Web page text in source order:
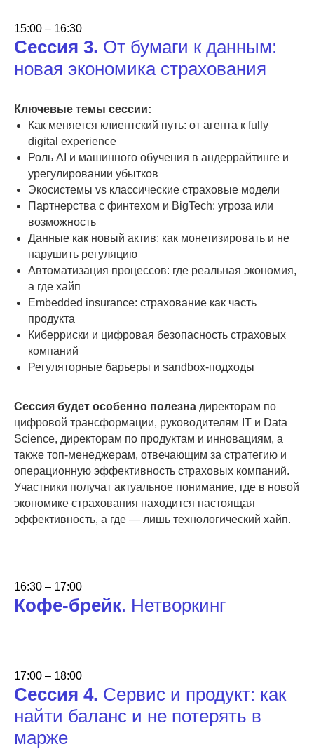
15:00 – 16:30
Сессия 3. От бумаги к данным:
новая экономика страхования
Ключевые темы сессии:
Как меняется клиентский путь: от агента к fully
digital experience
Роль AI и машинного обучения в андеррайтинге и
урегулировании убытков
Экосистемы vs классические страховые модели
Партнерства с финтехом и BigTech: угроза или
возможность
Данные как новый актив: как монетизировать и не
нарушить регуляцию
Автоматизация процессов: где реальная экономия,
а где хайп
Embedded insurance: страхование как часть
продукта
Киберриски и цифровая безопасность страховых
компаний
Регуляторные барьеры и sandbox-подходы
Сессия будет особенно полезна директорам по
цифровой трансформации, руководителям IT и Data
Science, директорам по продуктам и инновациям, а
также топ-менеджерам, отвечающим за стратегию и
операционную эффективность страховых компаний.
Участники получат актуальное понимание, где в новой
экономике страхования находится настоящая
эффективность, а где — лишь технологический хайп.
16:30 – 17:00
Кофе-брейк. Нетворкинг
17:00 – 18:00
Сессия 4. Сервис и продукт: как
найти баланс и не потерять в
марже
Принять участие
Принять участие
КОМАНДОЙ
хотели бы посетить форум всей
командой, то у нас есть для вас
специальное предложение
Стоимость по запросу